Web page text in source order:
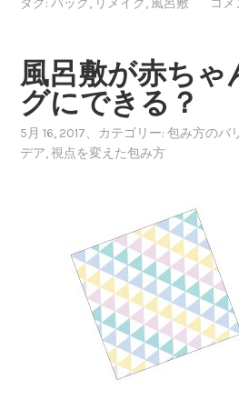
風呂敷が赤ちゃ
グにできる？
5月 16, 2017、カテゴリー:包み方のバ
デア,視点を変えた包み方